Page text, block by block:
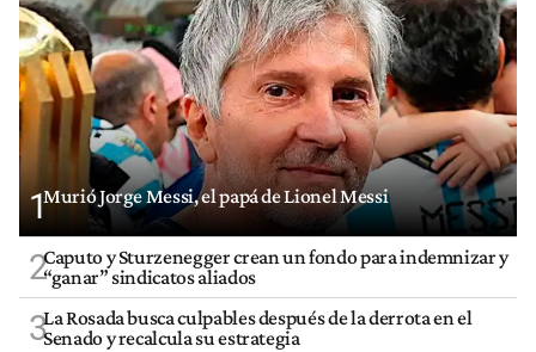
1Murió Jorge Messi, el papá de Lionel Messi
2Caputo y Sturzenegger crean un fondo para indemnizar y
“ganar” sindicatos aliados
3La Rosada busca culpables después de la derrota en el
Senado y recalcula su estrategia